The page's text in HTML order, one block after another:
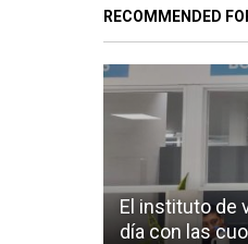
RECOMMENDED
El instituto de
día con las